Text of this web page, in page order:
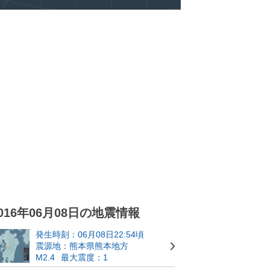
年06月08日の地震情報
発生時刻：06月08日22:54頃
震源地：熊本県熊本地方
M2.4
最大震度：1